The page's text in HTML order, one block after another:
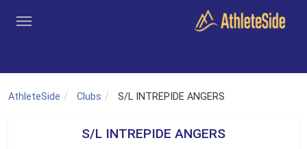
AthleteSide Clubs S/L INTREPIDE ANGERS
S/L INTREPIDE ANGERS